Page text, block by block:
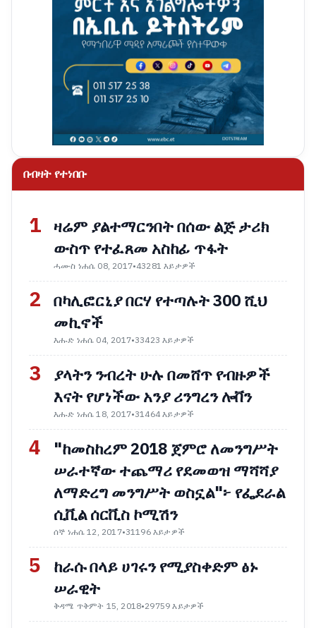
በብዛት የተነበቡ
1 ዛሬም ያልተማርንበት በሰው ልጅ ታሪክ
ውስጥ የተፈጸመ አስከፊ ጥፋት
ሓሙስ ነሐሴ 08, 2017•43281 እይታዎች
2 በካሊፎርኒያ በርሃ የተጣሉት 300 ሺህ
መኪኖች
እሑድ ነሐሴ 04, 2017•33423 እይታዎች
3
ያላትን ንብረት ሁሉ በመሸጥ የብዙዎች
እናት የሆነችው አንያ ሪንግረን ሎቨን
እሑድ ነሐሴ 18, 2017•31464 እይታዎች
4
"ከመስከረም 2018 ጀምሮ ለመንግሥት
ሠራተኛው ተጨማሪ የደመወዝ ማሻሻያ
ለማድረግ መንግሥት ወስኗል"፦ የፌደራል
ሲቪል ሰርቪስ ኮሚሽን
ሰኞ ነሐሴ 12, 2017•31196 እይታዎች
5
ከራሱ በላይ ሀገሩን የሚያስቀድም ፅኑ
ሠራዊት
ቅዳሜ ጥቅምት 15, 2018•29759 እይታዎች